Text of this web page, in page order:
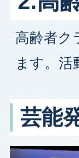
高齢者ク
ます。活
芸能